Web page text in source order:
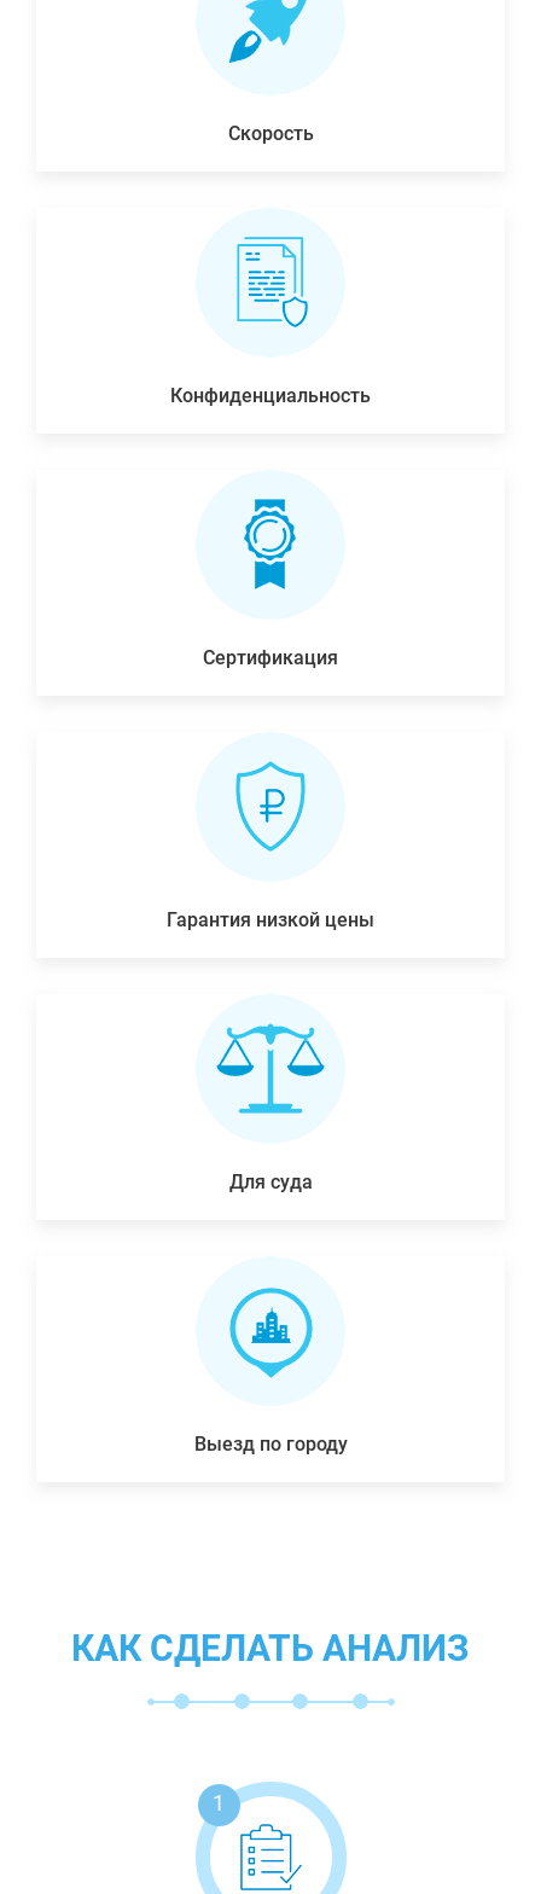
Скорость
Конфиденциальность
Сертификация
Гарантия низкой цены
Для суда
Выезд по городу
КАК СДЕЛАТЬ АНАЛИЗ
1